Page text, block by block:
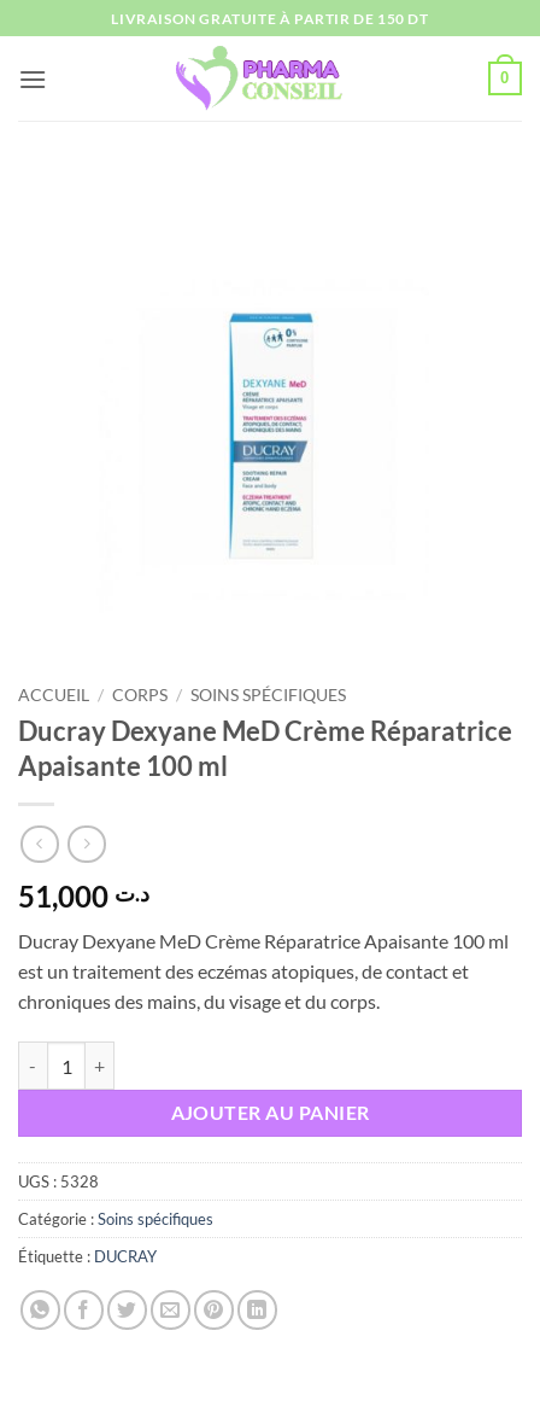
au
contenu
LIVRAISON GRATUITE À PARTIR DE 150 DT
0
ACCUEIL / CORPS / SOINS SPÉCIFIQUES
Ducray Dexyane MeD Crème Réparatrice
Apaisante 100 ml
د.ت
Ducray Dexyane MeD Crème Réparatrice Apaisante 100 ml
est un traitement des eczémas atopiques, de contact et
chroniques des mains, du visage et du corps.
AJOUTER AU PANIER
UGS : 5328
Catégorie :Soins spécifiques
Étiquette : DUCRAY